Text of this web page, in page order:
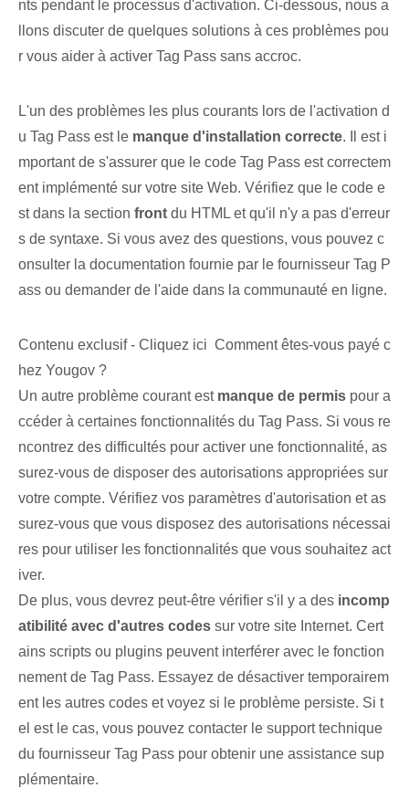
nts pendant le processus d'activation. Ci-dessous, nous a
llons discuter de quelques solutions à ces problèmes pou
r vous aider à activer Tag Pass sans accroc.
L'un des problèmes les plus courants lors de l'activation d
u Tag Pass est le manque d'installation correcte. Il est i
mportant de s'assurer que le code Tag Pass est correctem
ent implémenté sur votre site Web. Vérifiez que le code e
st dans la section front du HTML et qu'il n'y a pas d'erreur
s de syntaxe. Si vous avez des questions, vous pouvez c
onsulter la documentation fournie par le fournisseur Tag P
ass ou demander de l'aide dans la communauté en ligne.
Contenu exclusif - Cliquez ici Comment êtes-vous payé c
hez Yougov ?
Un autre problème courant ⁢est manque de permis pour a
ccéder à certaines fonctionnalités du Tag Pass. ⁣Si vous re
ncontrez des difficultés pour activer une fonctionnalité, as
surez-vous de disposer des autorisations appropriées sur
votre compte. Vérifiez vos paramètres d'autorisation et as
surez-vous que vous disposez des autorisations nécessai
res pour utiliser les fonctionnalités⁤ que vous souhaitez act
iver.
De plus, vous devrez peut-être vérifier s'il y a des incomp
atibilité avec d'autres codes sur votre site Internet. Cert
ains scripts ou plugins peuvent interférer avec le fonction
nement de Tag Pass. Essayez de désactiver temporairem
ent les autres codes et voyez si le problème persiste. Si t
el est le cas, vous pouvez contacter le support technique
du fournisseur Tag Pass pour obtenir une assistance sup
plémentaire.